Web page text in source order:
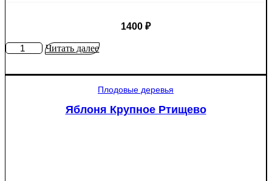
1400 ₽
КоличествоЧитать далее
Плодовые деревья
Яблоня Крупное Ртищево